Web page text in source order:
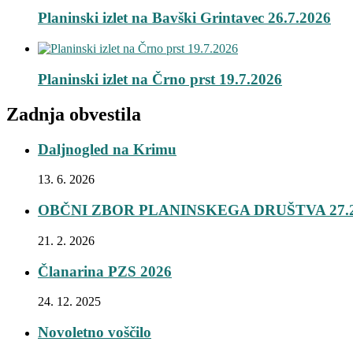
Planinski izlet na Bavški Grintavec 26.7.2026
Planinski izlet na Črno prst 19.7.2026
Zadnja obvestila
Daljnogled na Krimu
13. 6. 2026
OBČNI ZBOR PLANINSKEGA DRUŠTVA
21. 2. 2026
Članarina PZS 2026
24. 12. 2025
Novoletno voščilo